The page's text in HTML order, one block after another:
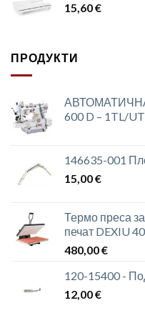
15,60€
ПРОДУКТИ
600 D – 1TL/
146635-001
15,00€
Термо преса
печат DEXIU
480,00€
120-15400 -
12,00€